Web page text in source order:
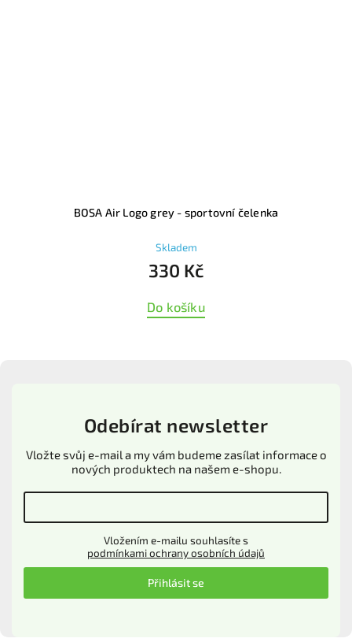
BOSA Air Logo grey - sportovní čelenka
Skladem
330 Kč
Do košíku
Odebírat newsletter
Vložte svůj e-mail a my vám budeme zasílat informace o
nových produktech na našem e-shopu.
podmínkami ochrany osobních údajů
Přihlásit se